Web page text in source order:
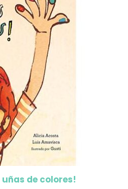
uñas de colores!